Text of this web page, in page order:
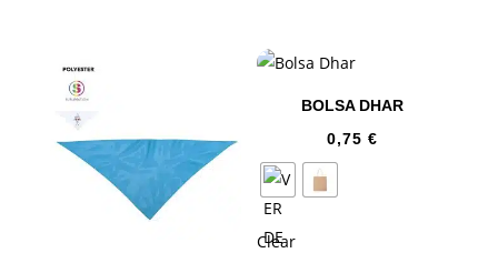
BOLSA DHAR
0,75€
Clear